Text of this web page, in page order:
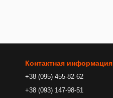
Контактная информация
+38 (095) 455-82-62
+38 (093) 147-98-51